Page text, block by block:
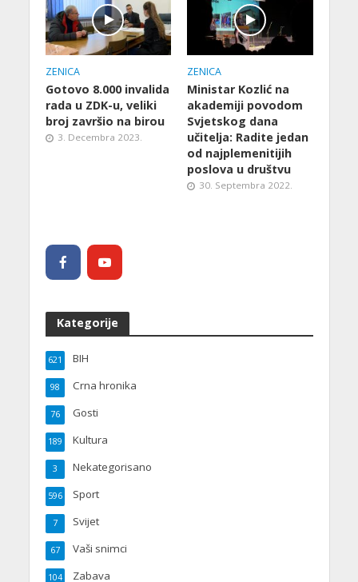
ZENICA
Gotovo 8.000 invalida
rada u ZDK-u, veliki
broj završio na birou
3. Decembra 2023.
ZENICA
Ministar Kozlić na
akademiji povodom
Svjetskog dana
učitelja: Radite jedan
od najplemenitijih
poslova u društvu
30. Septembra 2022.
Kategorije
BIH
621
Crna hronika
98
Gosti
76
Kultura
189
Nekategorisano
3
Sport
596
Svijet
7
Vaši snimci
67
Zabava
104